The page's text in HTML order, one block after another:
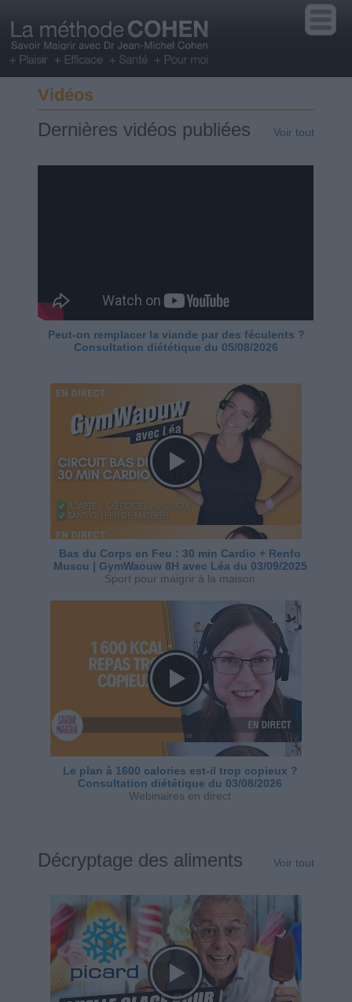
Vidéos
Dernières vidéos publiées Voir tout
Peut-on remplacer la viande par des féculents ?
Consultation diététique du 05/08/2026
Bas du Corps en Feu : 30 min Cardio + Renfo
Muscu | GymWaouw 8H avec Léa du 03/09/2025
Sport pour maigrir à la maison
Le plan à 1600 calories est-il trop copieux ?
Consultation diététique du 03/08/2026
Webinaires en direct
Décryptage des aliments Voir tout